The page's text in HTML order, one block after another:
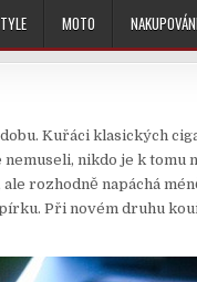
MOTO
Kuřáci klasických
nikdo je k tomu
rozhodně napáchá
Při novém druhu